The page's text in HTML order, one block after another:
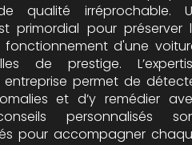
qualité irréprochable.
primordial pour préserver
d'une
de prestige.
permet de
et d’y remédier
personnalisés
pour accompagner